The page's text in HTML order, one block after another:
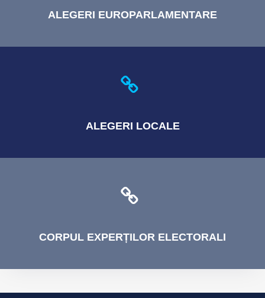
ALEGERI EUROPARLAMENTARE
ALEGERI LOCALE
CORPUL EXPERȚILOR ELECTORALI